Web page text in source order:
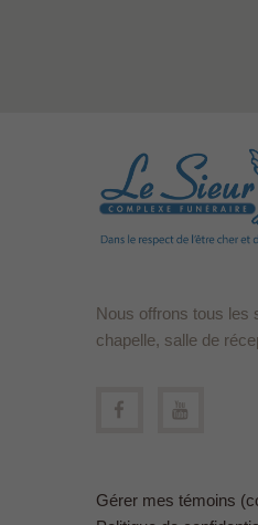
Nous offrons tous les
chapelle, salle de
Gérer mes témoins